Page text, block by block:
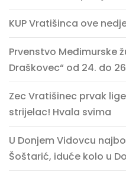
KUP Vratišinca ove
Prvenstvo Međimurske
Draškovec“ od 24. do
Zec Vratišinec prvak
strijelac! Hvala svima
U Donjem Vidovcu
Šoštarić, iduće kolo u